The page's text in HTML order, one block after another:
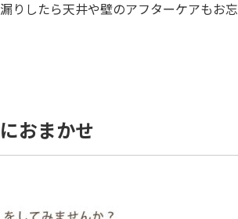
りしたら天井や壁のアフターケアもお忘
おまかせ